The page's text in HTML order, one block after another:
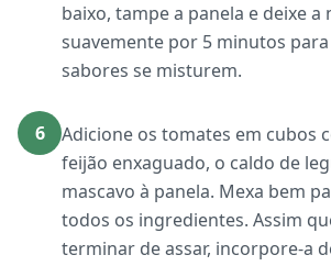
baixo, tampe a panela e deixe
suavemente por 5 minutos
sabores se misturem.
6
Adicione os tomates em cubos
feijão enxaguado, o caldo de
mascavo à panela. Mexa bem
todos os ingredientes. Assim
terminar de assar, incorpore-a